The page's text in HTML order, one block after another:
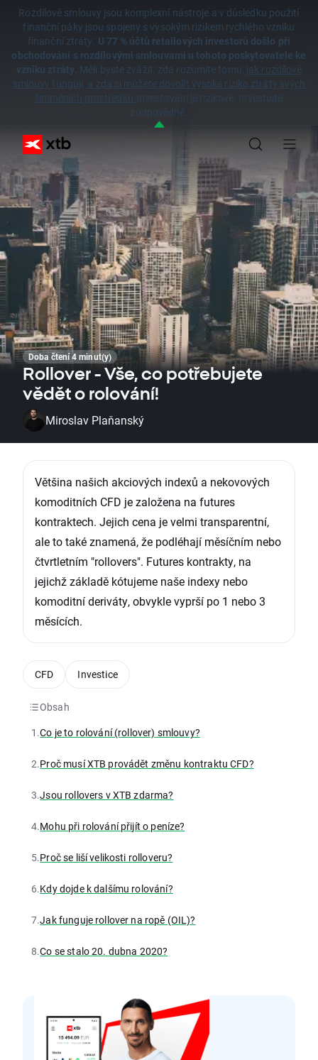
Rozdílové smlouvy jsou komplexní nástroje a v důsledku použití
finanční páky jsou spojeny s vysokým rizikem rychlého vzniku
finanční ztráty. U 77 % účtů retailových investorů došlo při
obchodování s rozdílovými smlouvami u tohoto poskytovatele ke
vzniku ztráty. Měli byste zvážit, zda rozumíte tomu, jak rozdílové
smlouvy fungují, a zda si můžete dovolit vysoké riziko ztráty svých
finančních prostředků. Investování je rizikové. Investujte
zodpovědně.
Doba čtení 4 minut(y)
Rollover - Vše, co potřebujete
vědět o rolování!
Miroslav Plaňanský
Většina našich akciových indexů a nekovových
komoditních CFD je založena na futures
kontraktech. Jejich cena je velmi transparentní,
ale to také znamená, že podléhají měsíčním nebo
čtvrtletním "rollovers". Futures kontrakty, na
jejichž základě kótujeme naše indexy nebo
komoditní deriváty, obvykle vyprší po 1 nebo 3
měsících.
Obsah
1.Co je to rolování (rollover) smlouvy?
2.Proč musí XTB provádět změnu kontraktu CFD?
3.Jsou rollovers v XTB zdarma?
4.Mohu při rolování přijít o peníze?
5.Proč se liší velikosti rolloveru?
6.Kdy dojde k dalšímu rolování?
7.Jak funguje rollover na ropě (OIL)?
8.Co se stalo 20. dubna 2020?
CFD Investice